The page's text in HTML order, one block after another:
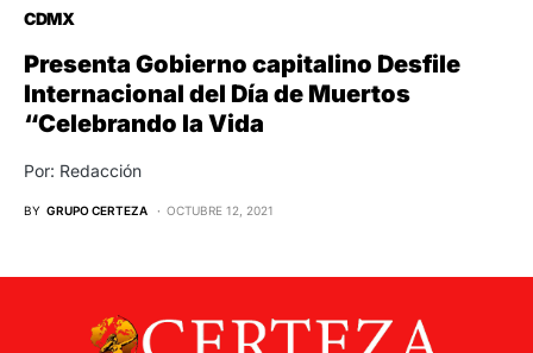
CDMX
Presenta Gobierno capitalino Desfile
Internacional del Día de Muertos
“Celebrando la Vida
Por: Redacción
BY GRUPO CERTEZA OCTUBRE 12, 2021